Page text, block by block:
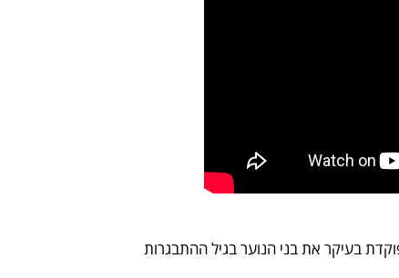
בעיקר את בני הנוער בגיל ההתבגרות